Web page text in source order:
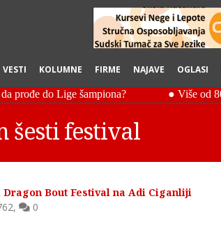
VESTI KOLUMNE FIRME NAJAVE OGLASI
šesti festival
Dragon Bout Festival na Adi Ciganliji
, 0